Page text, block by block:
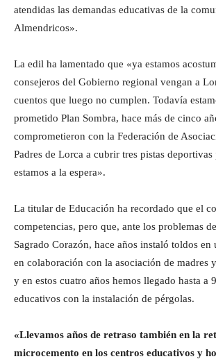
atendidas las demandas educativas de la
Almendricos».
La edil ha lamentado que «ya estamos
consejeros del Gobierno regional vengan a
cuentos que luego no cumplen. Todavía
prometido Plan Sombra, hace más de cinco
comprometieron con la Federación de
Padres de Lorca a cubrir tres pistas
estamos a la espera».
La titular de Educación ha recordado que el
competencias, pero que, ante los problemas
Sagrado Corazón, hace años instaló toldos en
en colaboración con la asociación de madres
y en estos cuatro años hemos llegado hasta a
educativos con la instalación de pérgolas.
«Llevamos años de retraso también en la
microcemento en los centros educativos y